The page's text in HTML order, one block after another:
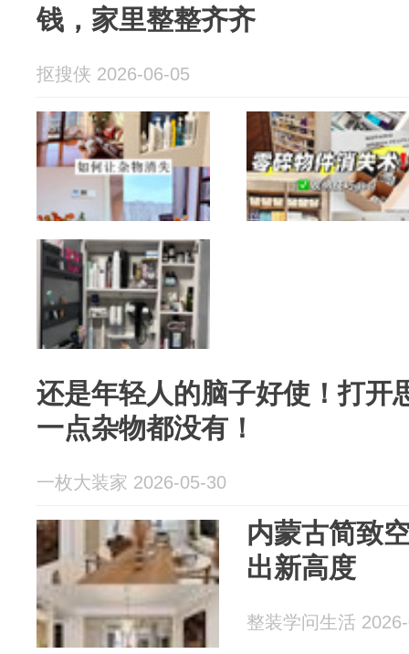
钱，家里整整齐齐
抠搜侠 2026-06-05
还是年轻人的脑子好使！打开
一点杂物都没有！
一枚大装家 2026-05-30
内蒙古简致
出新高度
整装学问生活